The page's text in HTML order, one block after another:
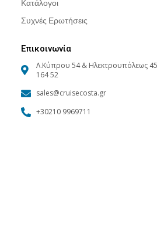
Κατάλογοι
Συχνές Ερωτήσεις
Επικοινωνία
Λ.Κύπρου 54 & Ηλεκτρουπόλεως
164 52
sales@cruisecosta.gr
+30210 9969711